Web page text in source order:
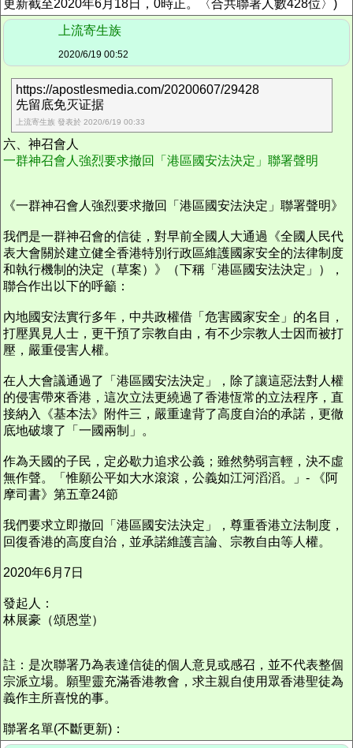
更新截至2020年6月18日，0時正。〈合共聯署人數428位〉)
上流寄生族
2020/6/19 00:52
https://apostlesmedia.com/20200607/29428
先留底免灭证据
上流寄生族 發表於 2020/6/19 00:33
六、神召會人
一群神召會人強烈要求撤回「港區國安法決定」聯署聲明
《一群神召會人強烈要求撤回「港區國安法決定」聯署聲明》
我們是一群神召會的信徒，對早前全國人大通過《全國人民代
表大會關於建立健全香港特別行政區維護國家安全的法律制度
和執行機制的決定（草案）》（下稱「港區國安法決定」），
聯合作出以下的呼籲：
內地國安法實行多年，中共政權借「危害國家安全」的名目，
打壓異見人士，更干預了宗教自由，有不少宗教人士因而被打
壓，嚴重侵害人權。
在人大會議通過了「港區國安法決定」，除了讓這惡法對人權
的侵害帶來香港，這次立法更繞過了香港恆常的立法程序，直
接納入《基本法》附件三，嚴重違背了高度自治的承諾，更徹
底地破壞了「一國兩制」。
作為天國的子民，定必歇力追求公義；雖然勢弱言輕，決不虛
無作聲。「惟願公平如大水滾滾，公義如江河滔滔。」- 《阿
摩司書》第五章24節
我們要求立即撤回「港區國安法決定」，尊重香港立法制度，
回復香港的高度自治，並承諾維護言論、宗教自由等人權。
2020年6月7日
發起人：
林展豪（頌恩堂）
註：是次聯署乃為表達信徒的個人意見或感召，並不代表整個
宗派立場。願聖靈充滿香港教會，求主親自使用眾香港聖徒為
義作主所喜悅的事。
聯署名單(不斷更新)：